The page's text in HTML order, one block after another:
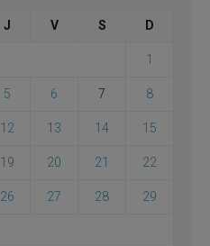
J V S D
1
5 6 7 8
12 13 14 15
19 20 21 22
26 27 28 29